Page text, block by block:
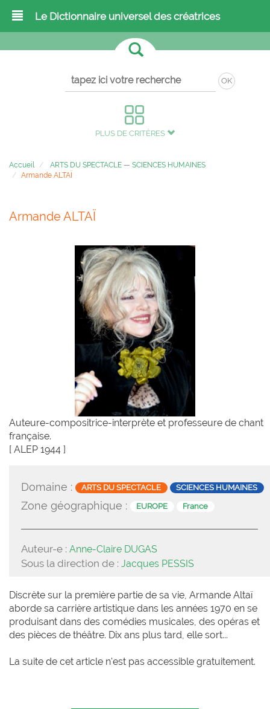
Le Dictionnaire universel des créatrices
OK
PLUS DE CRITÈRES
Accueil ARTS DU SPECTACLE — SCIENCES HUMAINES
Armande ALTAÏ
Armande ALTAÏ
Auteure-compositrice-interprète et professeure de chant
française.
[ ALEP 1944 ]
Domaine : ARTS DU SPECTACLE SCIENCES HUMAINES
Zone géographique : EUROPE France
Auteur-e : Anne-Claire DUGAS
Sous la direction de : Jacques PESSIS
Discrète sur la première partie de sa vie, Armande Altaï
aborde sa carrière artistique dans les années 1970 en se
produisant dans des comédies musicales, des opéras et
des pièces de théâtre. Dix ans plus tard, elle sort...
La suite de cet article n'est pas accessible gratuitement.